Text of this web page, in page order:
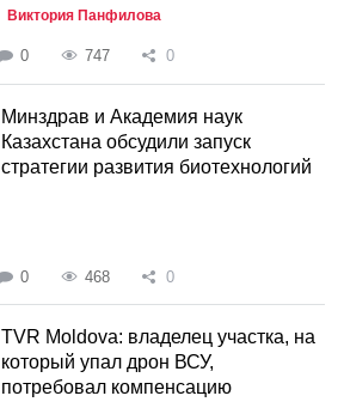
Виктория Панфилова
0 747 0
Минздрав и Академия наук
Казахстана обсудили запуск
стратегии развития биотехнологий
0 468 0
TVR Moldova: владелец участка, на
который упал дрон ВСУ,
потребовал компенсацию